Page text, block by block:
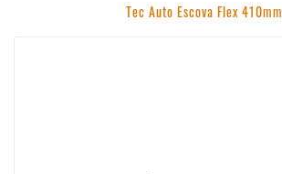
Tec Auto Escova Flex 410mm